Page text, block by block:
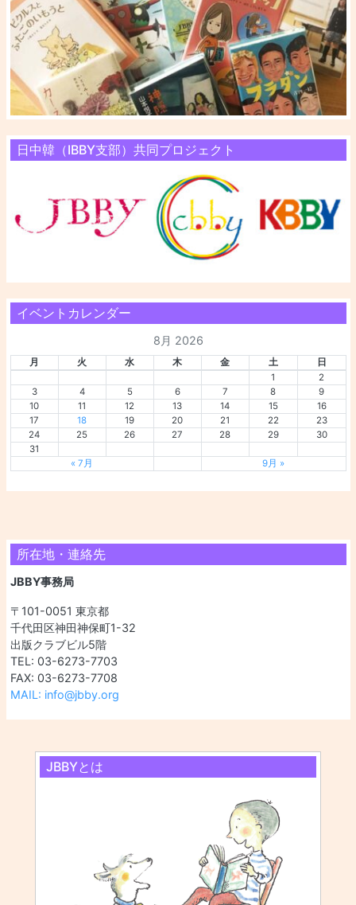
日中韓（IBBY支部）共同プロジェクト
イベントカレンダー
8月 2026
月 火 水 木 金 土
日
1
2
3
4 5 6 7 8
9
10
11 12 13 14 15
16
17
18 19 20 21 22
23
24
25 26 27 28 29
30
31
« 7月
9月 »
所在地・連絡先
JBBY事務局
〒101-0051 東京都
千代田区神田神保町1-32
出版クラブビル5階
TEL: 03-6273-7703
FAX: 03-6273-7708
MAIL: info@jbby.org
JBBYとは